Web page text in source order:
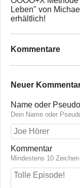
Leben" von
erhältlich!
Kommentare
Neuer
Name oder
Dein Name oder
Kommentar
Mindestens 10 Zeichen